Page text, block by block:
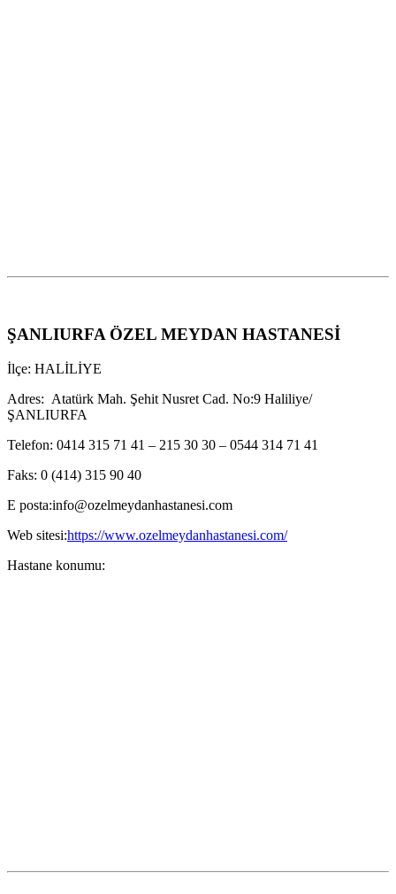
ŞANLIURFA ÖZEL MEYDAN HASTANESİ
İlçe: HALİLİYE
Adres: Atatürk Mah. Şehit Nusret Cad. No:9 Haliliye/
ŞANLIURFA
Telefon: 0414 315 71 41 – 215 30 30 – 0544 314 71 41
Faks: 0 (414) 315 90 40
E posta:info@ozelmeydanhastanesi.com
Web sitesi:https://www.ozelmeydanhastanesi.com/
Hastane konumu: